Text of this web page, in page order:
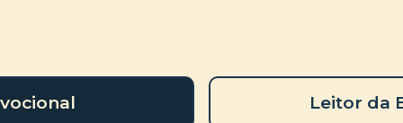
Leitor da